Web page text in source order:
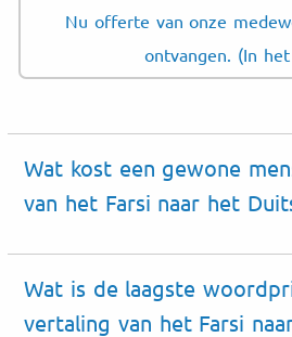
Nu offerte van onze
ontvangen. (In
Wat kost een gewone
van het Farsi naar het
Wat is de laagste
vertaling van het Farsi